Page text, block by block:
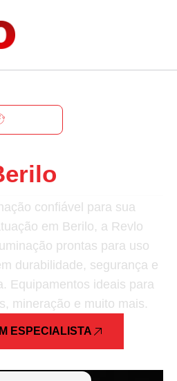
confiável para sua
em Berilo, a Revlo
prontas para uso
durabilidade, segurança e
Equipamentos ideais para
mineração e muito mais.
ESPECIALISTA